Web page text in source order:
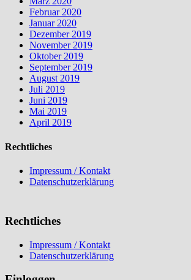
Februar 2020
Januar 2020
Dezember 2019
November 2019
Oktober 2019
September 2019
August 2019
Juli 2019
Juni 2019
Mai 2019
April 2019
Rechtliches
Impressum / Kontakt
Datenschutzerklärung
Rechtliches
Impressum / Kontakt
Datenschutzerklärung